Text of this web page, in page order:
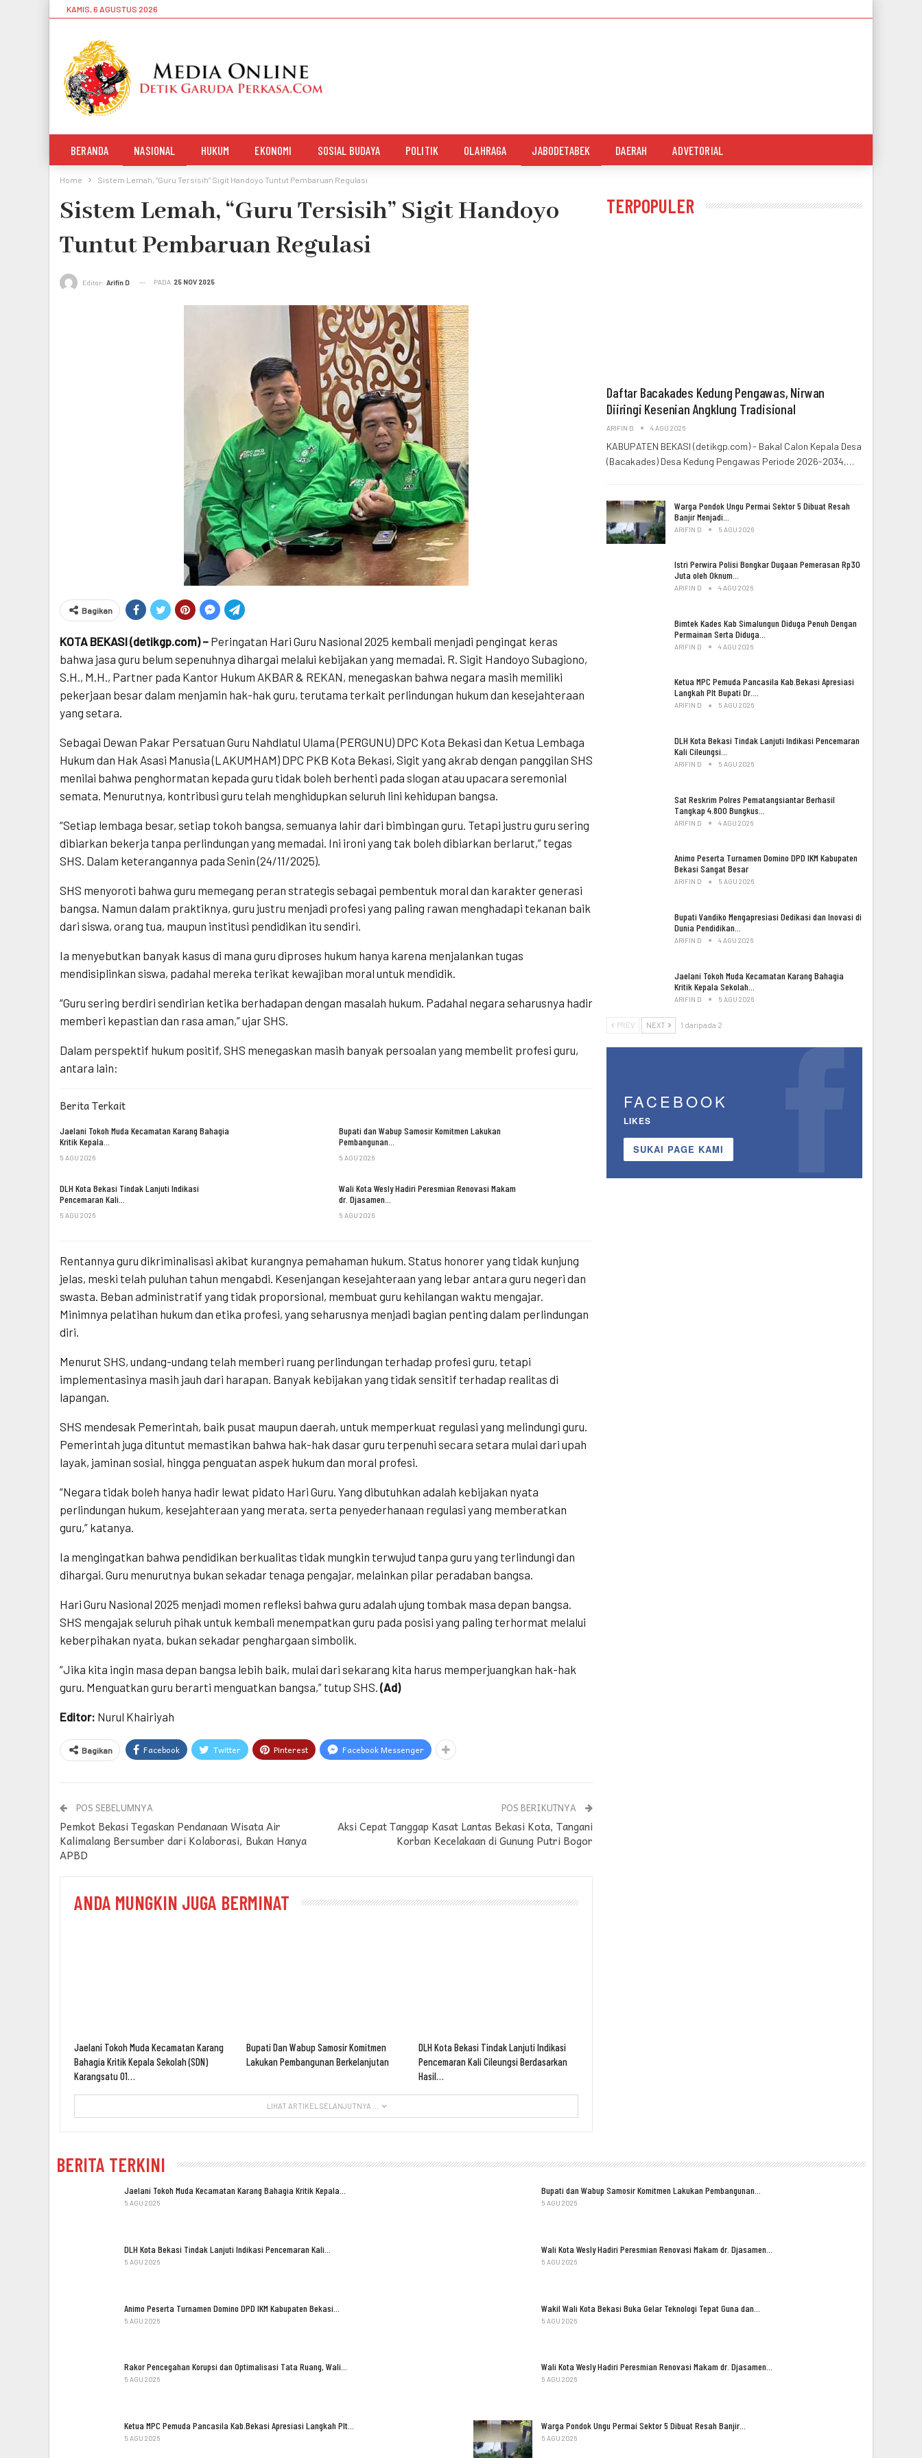
KAMIS, 6 AGUSTUS 2026
BERANDA NASIONAL HUKUM EKONOMI SOSIAL BUDAYA POLITIK OLAHRAGA JABODETABEK DAERAH ADVETORIAL
Home Sistem Lemah, “Guru Tersisih” Sigit Handoyo Tuntut Pembaruan Regulasi
Sistem Lemah, “Guru Tersisih” Sigit Handoyo
Tuntut Pembaruan Regulasi
Editor: Arifin D PADA 25 NOV 2025
Bagikan
KOTA BEKASI (detikgp.com) – Peringatan Hari Guru Nasional 2025 kembali menjadi pengingat keras
bahwa jasa guru belum sepenuhnya dihargai melalui kebijakan yang memadai. R. Sigit Handoyo Subagiono,
S.H., M.H., Partner pada Kantor Hukum AKBAR & REKAN, menegaskan bahwa negara masih memiliki
pekerjaan besar dalam menjamin hak-hak guru, terutama terkait perlindungan hukum dan kesejahteraan
yang setara.
Sebagai Dewan Pakar Persatuan Guru Nahdlatul Ulama (PERGUNU) DPC Kota Bekasi dan Ketua Lembaga
Hukum dan Hak Asasi Manusia (LAKUMHAM) DPC PKB Kota Bekasi, Sigit yang akrab dengan panggilan SHS
menilai bahwa penghormatan kepada guru tidak boleh berhenti pada slogan atau upacara seremonial
semata. Menurutnya, kontribusi guru telah menghidupkan seluruh lini kehidupan bangsa.
“Setiap lembaga besar, setiap tokoh bangsa, semuanya lahir dari bimbingan guru. Tetapi justru guru sering
dibiarkan bekerja tanpa perlindungan yang memadai. Ini ironi yang tak boleh dibiarkan berlarut,” tegas
SHS. Dalam keterangannya pada Senin (24/11/2025).
SHS menyoroti bahwa guru memegang peran strategis sebagai pembentuk moral dan karakter generasi
bangsa. Namun dalam praktiknya, guru justru menjadi profesi yang paling rawan menghadapi tekanan baik
dari siswa, orang tua, maupun institusi pendidikan itu sendiri.
Ia menyebutkan banyak kasus di mana guru diproses hukum hanya karena menjalankan tugas
mendisiplinkan siswa, padahal mereka terikat kewajiban moral untuk mendidik.
“Guru sering berdiri sendirian ketika berhadapan dengan masalah hukum. Padahal negara seharusnya hadir
memberi kepastian dan rasa aman,” ujar SHS.
Dalam perspektif hukum positif, SHS menegaskan masih banyak persoalan yang membelit profesi guru,
antara lain:
Berita Terkait
Jaelani Tokoh Muda Kecamatan Karang Bahagia
Kritik Kepala…
5 AGU 2026
Bupati dan Wabup Samosir Komitmen Lakukan
Pembangunan…
5 AGU 2026
DLH Kota Bekasi Tindak Lanjuti Indikasi
Pencemaran Kali…
5 AGU 2026
Wali Kota Wesly Hadiri Peresmian Renovasi Makam
dr. Djasamen…
5 AGU 2026
Rentannya guru dikriminalisasi akibat kurangnya pemahaman hukum. Status honorer yang tidak kunjung
jelas, meski telah puluhan tahun mengabdi. Kesenjangan kesejahteraan yang lebar antara guru negeri dan
swasta. Beban administratif yang tidak proporsional, membuat guru kehilangan waktu mengajar.
Minimnya pelatihan hukum dan etika profesi, yang seharusnya menjadi bagian penting dalam perlindungan
diri.
Menurut SHS, undang-undang telah memberi ruang perlindungan terhadap profesi guru, tetapi
implementasinya masih jauh dari harapan. Banyak kebijakan yang tidak sensitif terhadap realitas di
lapangan.
SHS mendesak Pemerintah, baik pusat maupun daerah, untuk memperkuat regulasi yang melindungi guru.
Pemerintah juga dituntut memastikan bahwa hak-hak dasar guru terpenuhi secara setara mulai dari upah
layak, jaminan sosial, hingga penguatan aspek hukum dan moral profesi.
“Negara tidak boleh hanya hadir lewat pidato Hari Guru. Yang dibutuhkan adalah kebijakan nyata
perlindungan hukum, kesejahteraan yang merata, serta penyederhanaan regulasi yang memberatkan
guru,” katanya.
Ia mengingatkan bahwa pendidikan berkualitas tidak mungkin terwujud tanpa guru yang terlindungi dan
dihargai. Guru menurutnya bukan sekadar tenaga pengajar, melainkan pilar peradaban bangsa.
Hari Guru Nasional 2025 menjadi momen refleksi bahwa guru adalah ujung tombak masa depan bangsa.
SHS mengajak seluruh pihak untuk kembali menempatkan guru pada posisi yang paling terhormat melalui
keberpihakan nyata, bukan sekadar penghargaan simbolik.
“Jika kita ingin masa depan bangsa lebih baik, mulai dari sekarang kita harus memperjuangkan hak-hak
guru. Menguatkan guru berarti menguatkan bangsa,” tutup SHS. (Ad)
Editor: Nurul Khairiyah
Bagikan Facebook Twitter Pinterest Facebook Messenger
POS SEBELUMNYA
Pemkot Bekasi Tegaskan Pendanaan Wisata Air
Kalimalang Bersumber dari Kolaborasi, Bukan Hanya
APBD
POS BERIKUTNYA
Aksi Cepat Tanggap Kasat Lantas Bekasi Kota, Tangani
Korban Kecelakaan di Gunung Putri Bogor
ANDA MUNGKIN JUGA BERMINAT
Jaelani Tokoh Muda Kecamatan Karang
Bahagia Kritik Kepala Sekolah (SDN)
Karangsatu 01…
Bupati Dan Wabup Samosir Komitmen
Lakukan Pembangunan Berkelanjutan
DLH Kota Bekasi Tindak Lanjuti Indikasi
Pencemaran Kali Cileungsi Berdasarkan
Hasil…
LIHAT ARTIKEL SELANJUTNYA ...
TERPOPULER
Daftar Bacakades Kedung Pengawas, Nirwan
Diiringi Kesenian Angklung Tradisional
ARIFIN D 4 AGU 2026
KABUPATEN BEKASI (detikgp.com) - Bakal Calon Kepala Desa
(Bacakades) Desa Kedung Pengawas Periode 2026-2034,…
Warga Pondok Ungu Permai Sektor 5 Dibuat Resah
Banjir Menjadi…
ARIFIN D 5 AGU 2026
Istri Perwira Polisi Bongkar Dugaan Pemerasan Rp30
Juta oleh Oknum…
ARIFIN D 4 AGU 2026
Bimtek Kades Kab Simalungun Diduga Penuh Dengan
Permainan Serta Diduga…
ARIFIN D 4 AGU 2026
Ketua MPC Pemuda Pancasila Kab.Bekasi Apresiasi
Langkah Plt Bupati Dr.…
ARIFIN D 5 AGU 2026
DLH Kota Bekasi Tindak Lanjuti Indikasi Pencemaran
Kali Cileungsi…
ARIFIN D 5 AGU 2026
Sat Reskrim Polres Pematangsiantar Berhasil
Tangkap 4.800 Bungkus…
ARIFIN D 4 AGU 2026
Animo Peserta Turnamen Domino DPD IKM Kabupaten
Bekasi Sangat Besar
ARIFIN D 5 AGU 2026
Bupati Vandiko Mengapresiasi Dedikasi dan Inovasi di
Dunia Pendidikan…
ARIFIN D 4 AGU 2026
Jaelani Tokoh Muda Kecamatan Karang Bahagia
Kritik Kepala Sekolah…
ARIFIN D 5 AGU 2026
PREV NEXT 1 daripada 2
FACEBOOK
LIKES
SUKAI PAGE KAMI
BERITA TERKINI
Jaelani Tokoh Muda Kecamatan Karang Bahagia Kritik Kepala…
5 AGU 2026
Bupati dan Wabup Samosir Komitmen Lakukan Pembangunan…
5 AGU 2026
DLH Kota Bekasi Tindak Lanjuti Indikasi Pencemaran Kali…
5 AGU 2026
Wali Kota Wesly Hadiri Peresmian Renovasi Makam dr. Djasamen…
5 AGU 2026
Animo Peserta Turnamen Domino DPD IKM Kabupaten Bekasi…
5 AGU 2026
Wakil Wali Kota Bekasi Buka Gelar Teknologi Tepat Guna dan…
5 AGU 2026
Rakor Pencegahan Korupsi dan Optimalisasi Tata Ruang, Wali…
5 AGU 2026
Wali Kota Wesly Hadiri Peresmian Renovasi Makam dr. Djasamen…
5 AGU 2026
Ketua MPC Pemuda Pancasila Kab.Bekasi Apresiasi Langkah Plt…
5 AGU 2026
Warga Pondok Ungu Permai Sektor 5 Dibuat Resah Banjir…
5 AGU 2026